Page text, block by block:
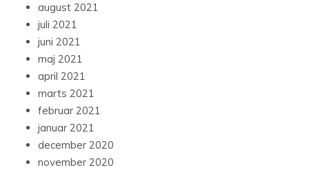
august 2021
juli 2021
juni 2021
maj 2021
april 2021
marts 2021
februar 2021
januar 2021
december 2020
november 2020